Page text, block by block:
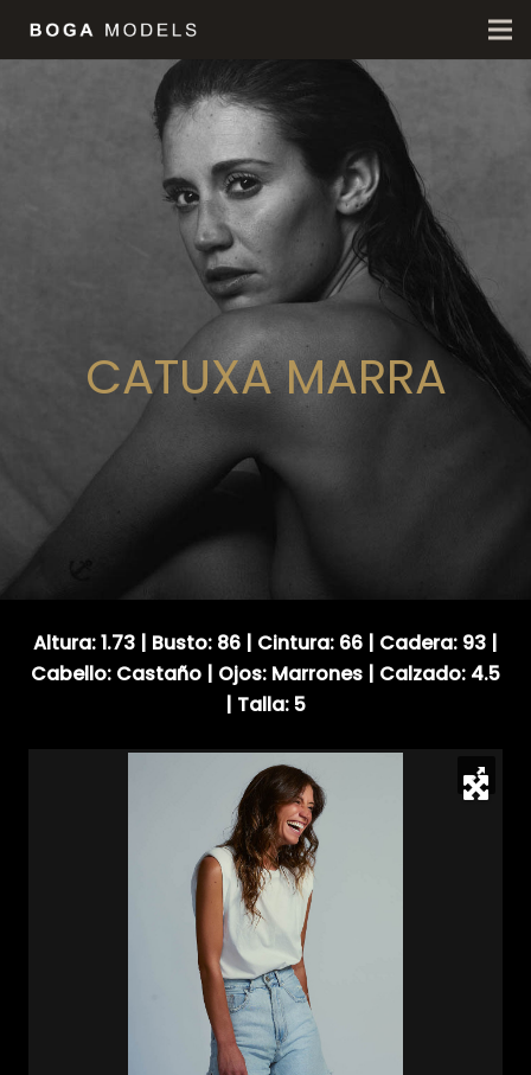
CATUXA MARRA
Altura: 1.73 | Busto: 86 | Cintura: 66 | Cadera: 93 |
Cabello: Castaño | Ojos: Marrones | Calzado: 4.5
| Talla: 5